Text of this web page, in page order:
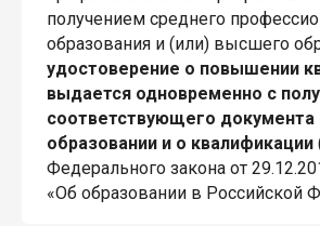
получением среднего
образования и (или) высшего
удостоверение о повышении
выдается одновременно с
соответствующего документа
образовании и о квалификации
Федерального закона от
«Об образовании в Российской